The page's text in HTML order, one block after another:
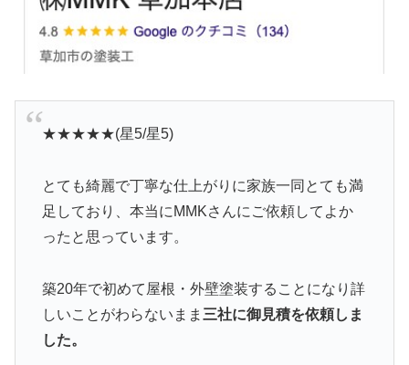
★★★★★(星5/星5)
とても綺麗で丁寧な仕上がりに家族一同とても満
足しており、本当にMMKさんにご依頼してよか
ったと思っています。
築20年で初めて屋根・外壁塗装することになり詳
しいことがわらないまま 三社に御見積を依頼しま
した。